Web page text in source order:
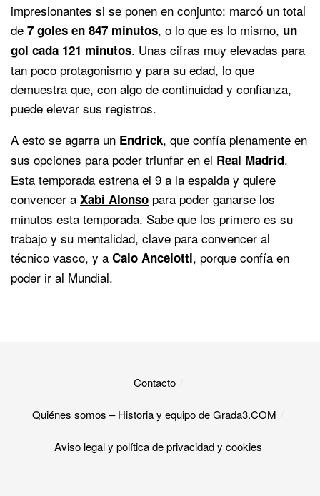
impresionantes si se ponen en conjunto: marcó un total
de 7 goles en 847 minutos, o lo que es lo mismo, un
gol cada 121 minutos. Unas cifras muy elevadas para
tan poco protagonismo y para su edad, lo que
demuestra que, con algo de continuidad y confianza,
puede elevar sus registros.
A esto se agarra un Endrick, que confía plenamente en
sus opciones para poder triunfar en el Real Madrid.
Esta temporada estrena el 9 a la espalda y quiere
convencer a Xabi Alonso para poder ganarse los
minutos esta temporada. Sabe que los primero es su
trabajo y su mentalidad, clave para convencer al
técnico vasco, y a Calo Ancelotti, porque confía en
poder ir al Mundial.
Contacto
Quiénes somos – Historia y equipo de Grada3.COM
Aviso legal y política de privacidad y cookies​